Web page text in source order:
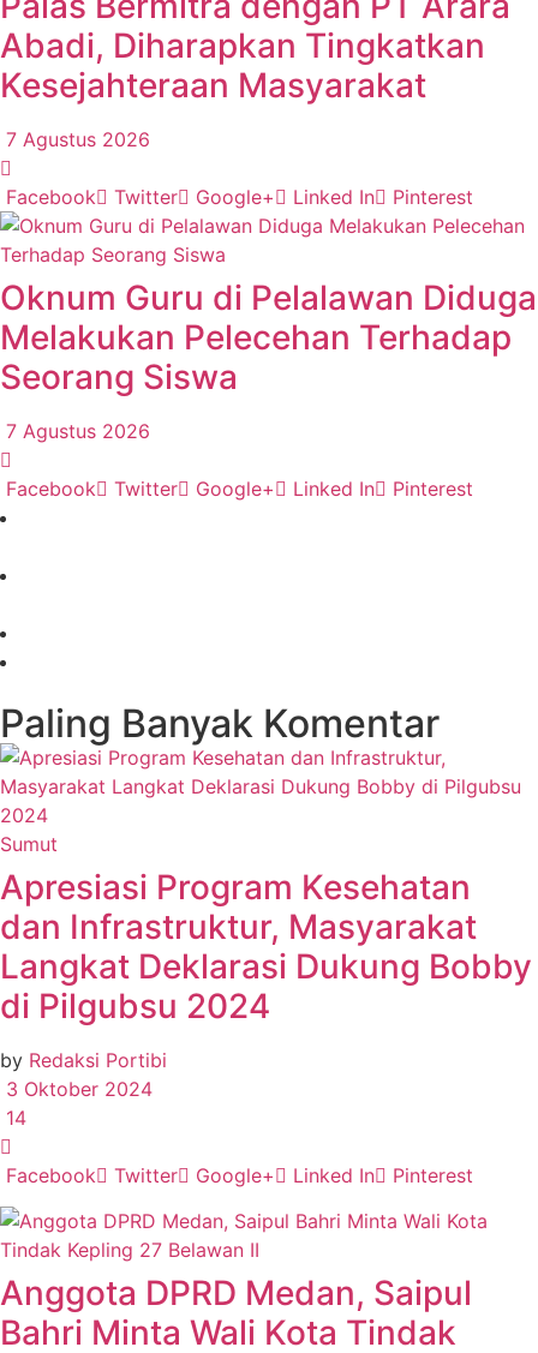
Abadi, Diharapkan Tingkatkan
Kesejahteraan Masyarakat
7 Agustus 2026
Facebook Twitter Google+ Linked In Pinterest
Oknum Guru di Pelalawan Diduga
Melakukan Pelecehan Terhadap
Seorang Siswa
7 Agustus 2026
Facebook Twitter Google+ Linked In Pinterest
Paling Banyak Komentar
Sumut
Apresiasi Program Kesehatan
dan Infrastruktur, Masyarakat
Langkat Deklarasi Dukung Bobby
di Pilgubsu 2024
by Redaksi Portibi
3 Oktober 2024
14
Facebook Twitter Google+ Linked In Pinterest
Anggota DPRD Medan, Saipul
Bahri Minta Wali Kota Tindak